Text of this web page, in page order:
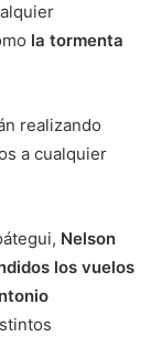
la tormenta
realizando
a cualquier
Nelson
los vuelos